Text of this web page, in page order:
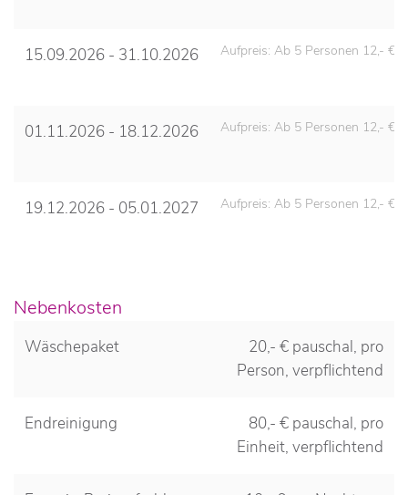
15.09.2026 - 31.10.2026 Aufpreis: Ab 5 Personen 12,- €
01.11.2026 - 18.12.2026 Aufpreis: Ab 5 Personen 12,- €
19.12.2026 - 05.01.2027 Aufpreis: Ab 5 Personen 12,- €
Nebenkosten
Wäschepaket
20,- € pauschal, pro
Person, verpflichtend
Endreinigung
80,- € pauschal, pro
Einheit, verpflichtend